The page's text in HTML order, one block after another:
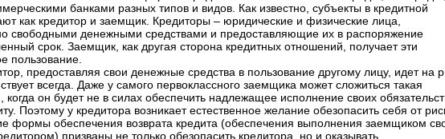
банками разных типов и видов. Как известно, субъекты в кредитной
как кредитор и заемщик. Кредиторы – юридические и физические лица,
свободными денежными средствами и предоставляющие их в распоряжение
срок. Заемщик, как другая сторона кредитных отношений, получает эти
пользование.
предоставляя свои денежные средства в пользование другому лицу, идет на
всегда. Даже у самого первоклассного заемщика может сложиться такая
он будет не в силах обеспечить надлежащее исполнение своих
Поэтому у кредитора возникает естественное желание обезопасить себя от
формы обеспечения возврата кредита (обеспечения выполнения заемщиком
призваны не только обезопасить кредитора, но и оказывать